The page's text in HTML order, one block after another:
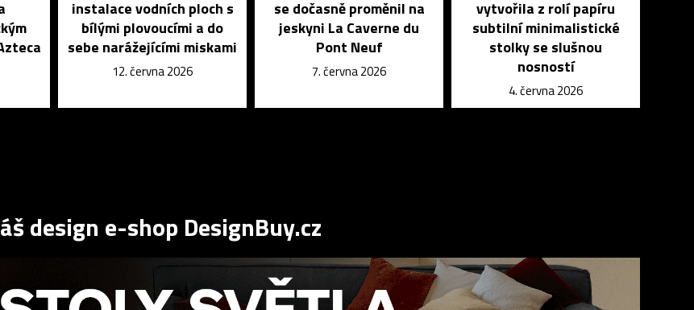
instalace vodních ploch s
bílými plovoucími a do
sebe narážejícími miskami
12. června 2026
se dočasně proměnil na
jeskyni La Caverne du
Pont Neuf
7. června 2026
vytvořila z rolí papíru
subtilní minimalistické
stolky se slušnou
nosností
4. června 2026
design e-shop DesignBuy.cz